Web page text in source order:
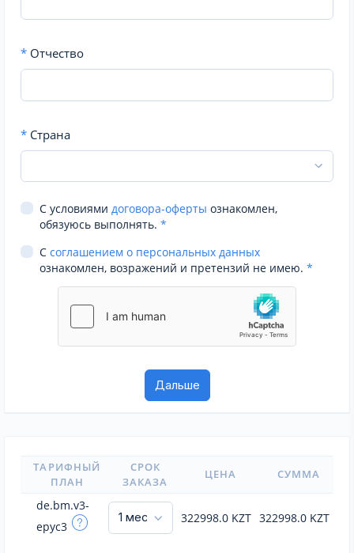
* Отчество
* Страна
С условиями договора-оферты ознакомлен,
обязуюсь выполнять. *
С соглашением о персональных данных
ознакомлен, возражений и претензий не имею. *
ТАРИФНЫЙ
ПЛАН
СРОК
ЗАКАЗА
ЦЕНА СУММА
de.bm.v3-
epyc3
322998.0 KZT 322998.0 KZT